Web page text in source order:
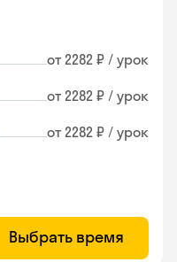
от 2282 ₽ / урок
от 2282 ₽ / урок
от 2282 ₽ / урок
Выбрать время